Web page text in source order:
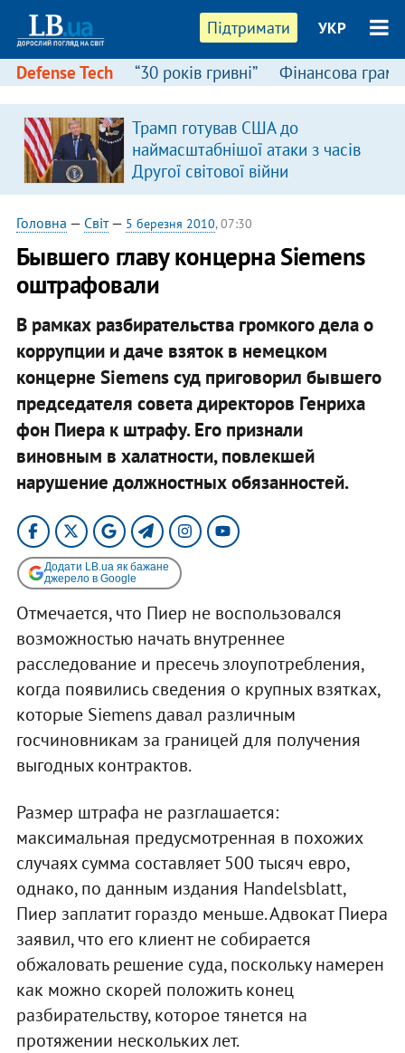
Підтримати УКР
Defense Tech “30 років гривні” Фінансова
Трамп готував США до
наймасштабнішої атаки з часів
Другої світової війни
Головна — Світ— 5 березня 2010, 07:30
Бывшего главу концерна Siemens
оштрафовали
В рамках разбирательства громкого дела о
коррупции и даче взяток в немецком
концерне Siemens суд приговорил бывшего
председателя совета директоров Генриха
фон Пиера к штрафу. Его признали
виновным в халатности, повлекшей
нарушение должностных обязанностей.
Додати LB.ua як бажане
джерело в Google
Отмечается, что Пиер не воспользовался
возможностью начать внутреннее
расследование и пресечь злоупотребления,
когда появились сведения о крупных взятках,
которые Siemens давал различным
госчиновникам за границей для получения
выгодных контрактов.
Размер штрафа не разглашается:
максимальная предусмотренная в похожих
случаях сумма составляет 500 тысяч евро,
однако, по данным издания Handelsblatt,
Пиер заплатит гораздо меньше. Адвокат Пиера
заявил, что его клиент не собирается
обжаловать решение суда, поскольку намерен
как можно скорей положить конец
разбирательству, которое тянется на
протяжении нескольких лет.